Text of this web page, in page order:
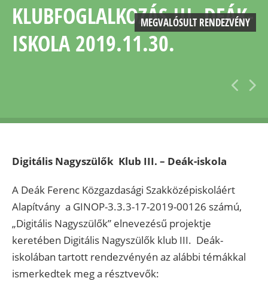
KLUBFOGLALKOZÁS III. DEÁK-
ISKOLA 2019.11.30.
MEGVALÓSULT RENDEZVÉNY
Digitális Nagyszülők Klub III. – Deák-iskola
A Deák Ferenc Közgazdasági Szakközépiskoláért
Alapítvány a GINOP-3.3.3-17-2019-00126 számú,
„Digitális Nagyszülők” elnevezésű projektje
keretében Digitális Nagyszülők klub III. Deák-
iskolában tartott rendezvényén az alábbi témákkal
ismerkedtek meg a résztvevők: